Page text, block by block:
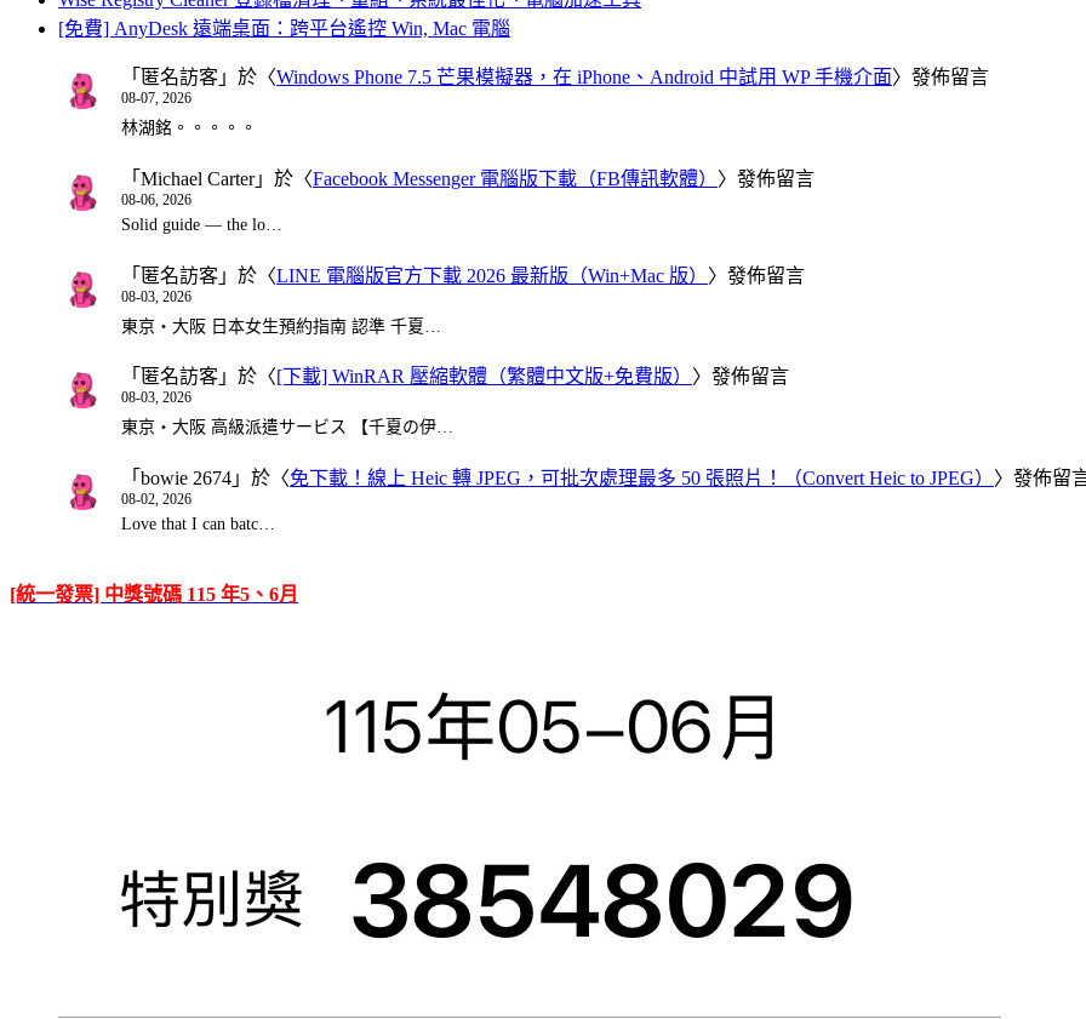
[免費] AnyDesk 遠端桌面：跨平台遙控 Win, Mac 電腦
「 匿名訪客 」於〈Windows Phone 7.5 芒果模擬器，在 iPhone、Android 中試用 WP 手機介面〉發佈留言
08-07, 2026
林湖銘。。。。。
「 Michael Carter」於〈Facebook Messenger 電腦版下載（FB傳訊軟體） 〉發佈留言
08-06, 2026
Solid guide — the lo…
「 匿名訪客 」於〈LINE 電腦版官方下載 2026 最新版（Win+Mac 版） 〉發佈留言
08-03, 2026
東京・大阪 日本女生預約指南 認準 千夏…
「 匿名訪客 」於〈[下載] WinRAR 壓縮軟體（繁體中文版+免費版） 〉發佈留言
08-03, 2026
東京・大阪 高級派遣サービス 【千夏の伊…
「 bowie 2674 」於〈免下載！線上 Heic 轉 JPEG，可批次處理最多 50 張照片！（Convert Heic to JPEG） 〉發佈留
08-02, 2026
Love that I can batc…
[統一發票] 中獎號碼 115 年5、6月